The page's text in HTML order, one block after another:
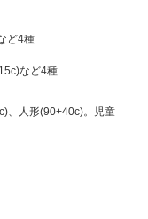
ど4種
、人形(90+40c)。児童